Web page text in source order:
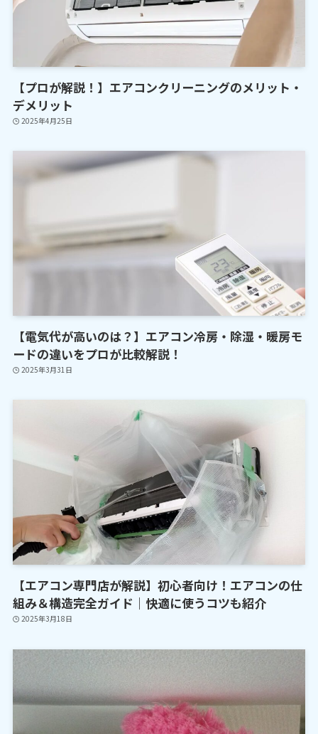
【プロが解説！】エアコンクリーニングのメリット・
デメリット
2025年4月25日
【電気代が高いのは？】エアコン冷房・除湿・暖房モ
ードの違いをプロが比較解説！
2025年3月31日
【エアコン専門店が解説】初心者向け！エアコンの仕
組み＆構造完全ガイド｜快適に使うコツも紹介
2025年3月18日